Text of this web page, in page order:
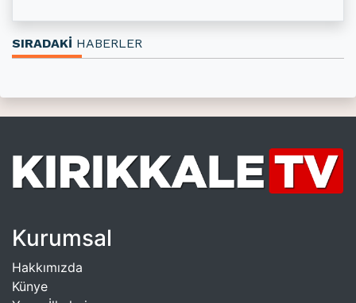
SIRADAKİ HABERLER
Kurumsal
Hakkımızda
Künye